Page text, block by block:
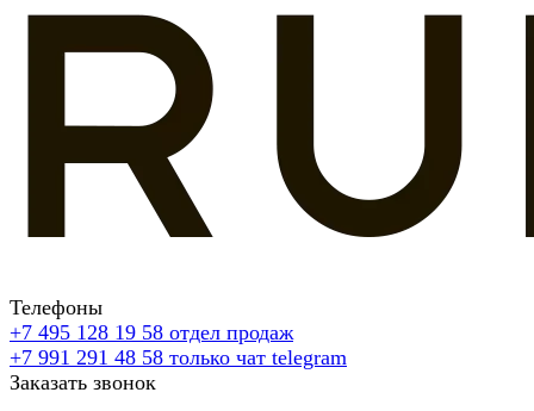
Телефоны
+7 495 128 19 58 отдел продаж
+7 991 291 48 58 только чат telegram
Заказать звонок